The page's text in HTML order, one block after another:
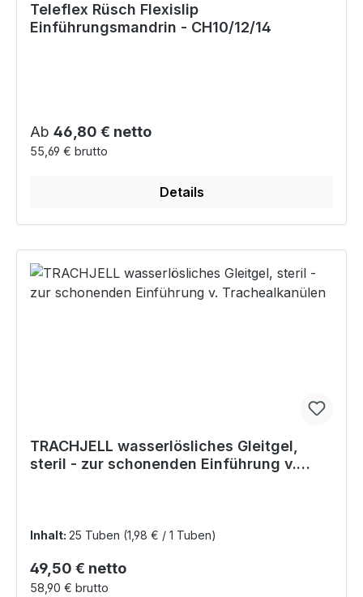
Teleflex Rüsch Flexislip
Einführungsmandrin - CH10/12/14
Regulärer Preis:
Ab 46,80 € netto
55,69 € brutto
Details
TRACHJELL wasserlösliches Gleitgel,
steril - zur schonenden Einführung v.
Inhalt: 25 Tuben (1,98 € / 1 Tuben)
Regulärer Preis:
49,50 € netto
58,90 € brutto